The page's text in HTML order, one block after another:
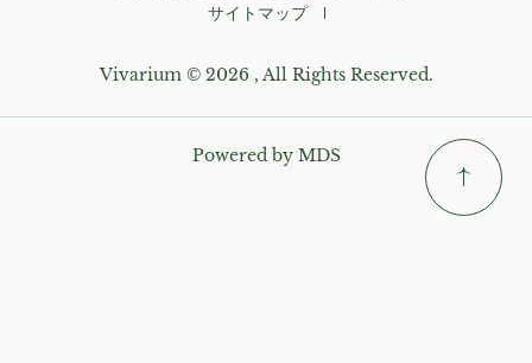
サイトマップ
Vivarium © 2026 , All Rights Reserved.
Powered by MDS